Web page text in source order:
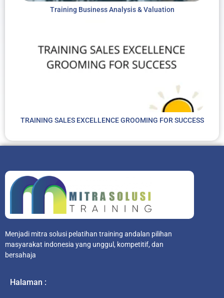
Training Business Analysis & Valuation
TRAINING SALES EXCELLENCE GROOMING FOR SUCCESS
Menjadi mitra solusi pelatihan training andalan pilihan
masyarakat indonesia yang unggul, kompetitif, dan
bersahaja
Halaman :